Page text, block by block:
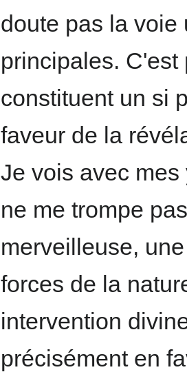
doute pas la voie
principales.
constituent un si
faveur de la
Je vois avec
ne me trompe
merveilleuse,
forces de la
intervention
précisément en